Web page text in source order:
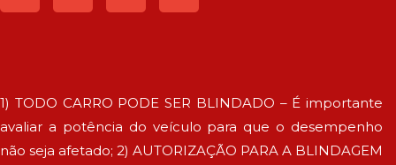
1) TODO CARRO PODE SER BLINDADO – É importante
avaliar a potência do veículo para que o desempenho
não seja afetado; 2) AUTORIZAÇÃO PARA A BLINDAGEM